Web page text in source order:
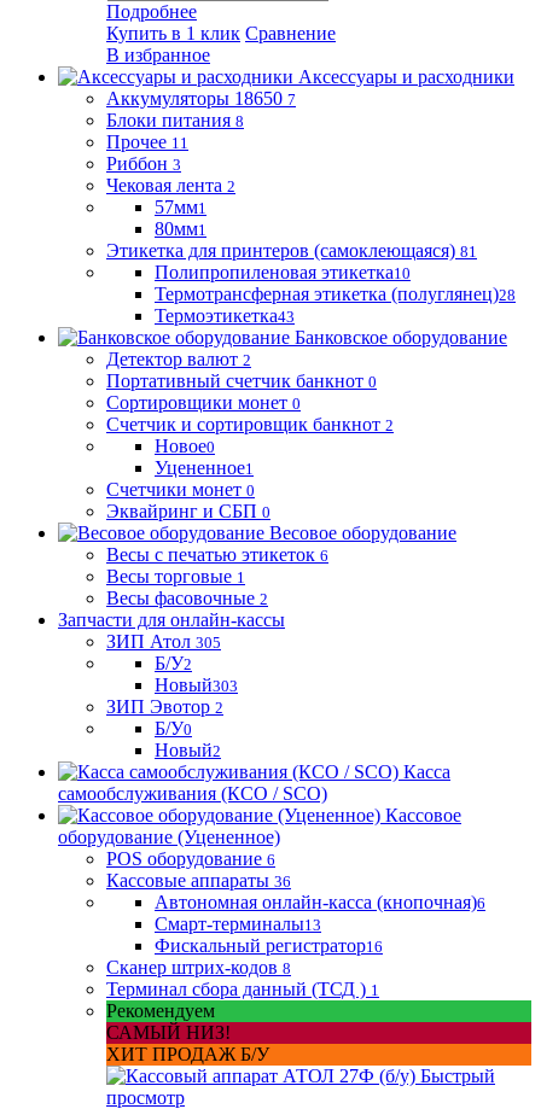
Подробнее
Купить в 1 клик Сравнение
В избранное
Аксессуары и расходники
Аккумуляторы 18650 7
Блоки питания 8
Прочее 11
Риббон 3
Чековая лента 2
57мм1
80мм1
Этикетка для принтеров (самоклеющаяся) 81
Полипропиленовая этикетка10
Термотрансферная этикетка (полуглянец)28
Термоэтикетка43
Банковское оборудование
Детектор валют 2
Портативный счетчик банкнот 0
Сортировщики монет 0
Счетчик и сортировщик банкнот 2
Новое0
Уцененное1
Счетчики монет 0
Эквайринг и СБП 0
Весовое оборудование
Весы с печатью этикеток 6
Весы торговые 1
Весы фасовочные 2
Запчасти для онлайн-кассы
ЗИП Атол 305
Б/У2
Новый303
ЗИП Эвотор 2
Б/У0
Новый2
Касса
самообслуживания (КСО / SCO)
Кассовое
оборудование (Уцененное)
POS оборудование 6
Кассовые аппараты 36
Автономная онлайн-касса (кнопочная)6
Смарт-терминалы13
Фискальный регистратор16
Сканер штрих-кодов 8
Терминал сбора данный (ТСД ) 1
Рекомендуем
САМЫЙ НИЗ!
ХИТ ПРОДАЖ Б/У
Быстрый
просмотр